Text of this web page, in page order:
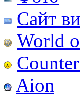
Сайт
World
Aion